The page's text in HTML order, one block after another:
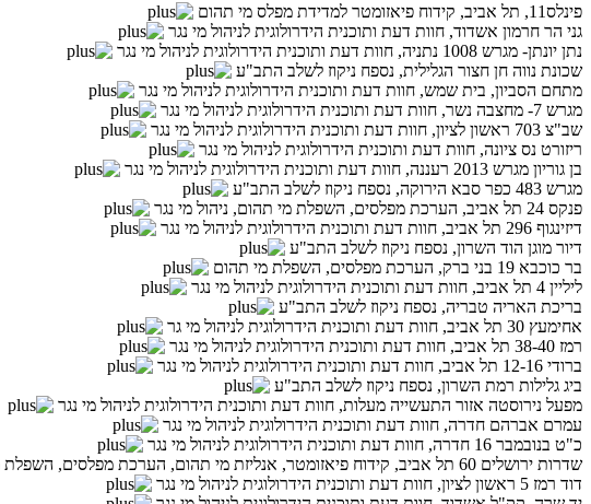
פינלס11, תל אביב, קידוח פיאזומטר למדידת מפלס מי תהום
גני הר חרמון אשדוד, חוות דעת ותוכנית הידרולוגית לניהול מי נגר
נתן יונתן- מגרש 1008 נתניה, חוות דעת ותוכנית הידרולוגית לניהול מי נגר
שכונת נווה חן חצור הגלילית, נספח ניקוז לשלב התב"ע
מתחם הסביון, בית שמש, חוות דעת ותוכנית הידרולוגית לניהול מי נגר
מגרש 7- מחצבה נשר, חוות דעת ותוכנית הידרולוגית לניהול מי נגר
שב"צ 703 ראשון לציון, חוות דעת ותוכנית הידרולוגית לניהול מי נגר
ריזורט נס ציונה, חוות דעת ותוכנית הידרולוגית לניהול מי נגר
בן גוריון מגרש 2013 רעננה, חוות דעת ותוכנית הידרולוגית לניהול מי נגר
מגרש 483 כפר סבא הירוקה, נספח ניקוז לשלב התב"ע
פנקס 24 תל אביב, הערכת מפלסים, השפלת מי תהום, ניהול מי נגר
דיזינגוף 296 תל אביב, חוות דעת ותוכנית הידרולוגית לניהול מי נגר
דיור מוגן הוד השרון, נספח ניקוז לשלב התב"ע
בר כוכבא 19 בני ברק, הערכת מפלסים, השפלת מי תהום
ליליין 4 תל אביב, חוות דעת ותוכנית הידרולוגית לניהול מי נגר
בריכת האריה טבריה, נספח ניקוז לשלב התב"ע
אחימעץ 30 תל אביב, חוות דעת ותוכנית הידרולוגית לניהול מי גר
רמז 38-40 תל אביב, חוות דעת ותוכנית הידרולוגית לניהול מי נגר
ברודי 12-16 תל אביב, חוות דעת ותוכנית הידרולוגית לניהול מי נגר
ביג גלילות רמת השרון, נספח ניקוז לשלב התב"ע
מפעל נירוסטה אזור התעשייה מעלות, חוות דעת ותוכנית הידרולוגית לניהול מי נגר
עמרם אברהם חדרה, חוות דעת ותוכנית הידרולוגית לניהול מי נגר
כ"ט בנובמבר 16 חדרה, חוות דעת ותוכנית הידרולוגית לניהול מי נגר
שדרות ירושלים 60 תל אביב, קידוח פיאזומטר, אנליזת מי תהום, הערכת מפלסים, השפלת מי תהום
דוד רמז 5 ראשון לציון, חוות דעת ותוכנית הידרולוגית לניהול מי נגר